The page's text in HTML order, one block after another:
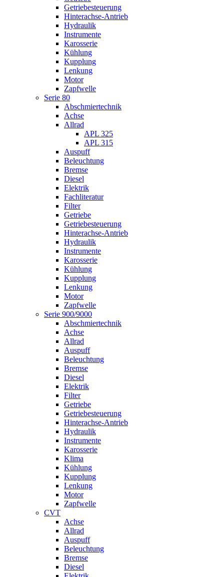
Getriebesteuerung
Hinterachse-Antrieb
Hydraulik
Instrumente
Karosserie
Kühlung
Kupplung
Lenkung
Motor
Zapfwelle
Serie 80
Abschmiertechnik
Achse
Allrad
APL 325
APL 315
Auspuff
Beleuchtung
Bremse
Diesel
Elektrik
Fachliteratur
Filter
Getriebe
Getriebesteuerung
Hinterachse-Antrieb
Hydraulik
Instrumente
Karosserie
Kühlung
Kupplung
Lenkung
Motor
Zapfwelle
Serie 900/9000
Abschmiertechnik
Achse
Allrad
Auspuff
Beleuchtung
Bremse
Diesel
Elektrik
Filter
Getriebe
Getriebesteuerung
Hinterachse-Antrieb
Hydraulik
Instrumente
Karosserie
Klima
Kühlung
Kupplung
Lenkung
Motor
Zapfwelle
CVT
Achse
Allrad
Auspuff
Beleuchtung
Bremse
Diesel